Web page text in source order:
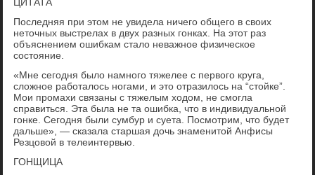
ЦИТАТА
Последняя при этом не увидела ничего общего в своих
неточных выстрелах в двух разных гонках. На этот раз
объяснением ошибкам стало неважное физическое
состояние.
«Мне сегодня было намного тяжелее с первого круга,
сложное работалось ногами, и это отразилось на “стойке”.
Мои промахи связаны с тяжелым ходом, не смогла
справиться. Эта была не та ошибка, что в индивидуальной
гонке. Сегодня были сумбур и суета. Посмотрим, что будет
дальше», — сказала старшая дочь знаменитой Анфисы
Резцовой в телеинтервью.
ГОНЩИЦА